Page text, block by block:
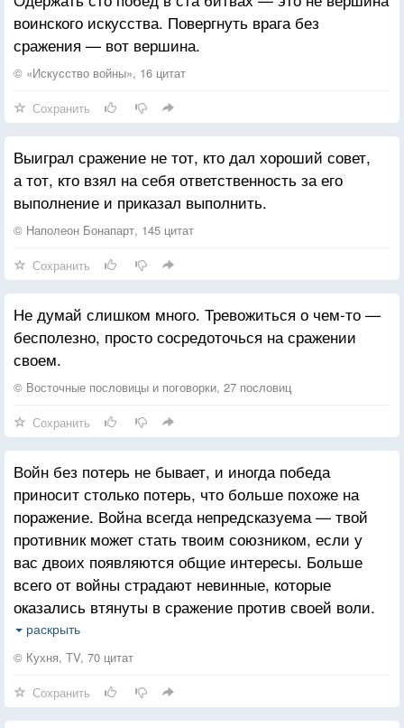
воинского искусства. Повергнуть врага без
сражения — вот вершина.
© «Искусство войны», 16 цитат
Сохранить
Выиграл сражение не тот, кто дал хороший совет,
а тот, кто взял на себя ответственность за его
выполнение и приказал выполнить.
© Наполеон Бонапарт, 145 цитат
Сохранить
Не думай слишком много. Тревожиться о чем-то —
бесполезно, просто сосредоточься на сражении
своем.
© Восточные пословицы и поговорки, 27 пословиц
Сохранить
Войн без потерь не бывает, и иногда победа
приносит столько потерь, что больше похоже на
поражение. Война всегда непредсказуема — твой
противник может стать твоим союзником, если у
вас двоих появляются общие интересы. Больше
всего от войны страдают невинные, которые
оказались втянуты в сражение против своей воли.
Война — это путь обмана. И порой обманутым
оказываешься ты сам.
раскрыть
© Кухня, TV, 70 цитат
Сохранить